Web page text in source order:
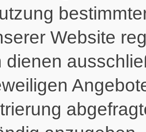
Website
dienen